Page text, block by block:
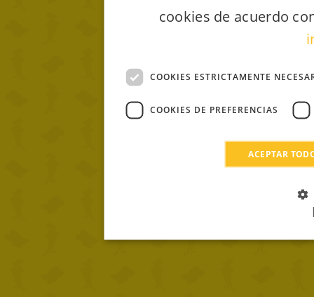
cookies de acuerdo
COOKIES ESTRICTAMENTE
COOKIES DE PREFERENCIAS
ACEPTAR